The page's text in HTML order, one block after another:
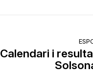
Calendari i